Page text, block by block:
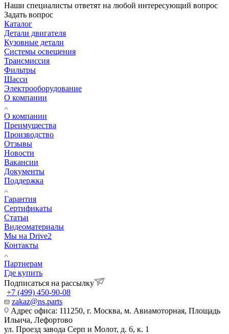
Наши специалисты ответят на любой интересующий вопрос
Задать вопрос
Каталог
Детали двигателя
Кузовные детали
Системы освещения
Трансмиссия
Фильтры
Шасси
Электрооборудование
О компании
О компании
Преимущества
Производство
Отзывы
Новости
Вакансии
Документы
Поддержка
Гарантия
Сертификаты
Статьи
Видеоматериалы
Мы на Drive2
Контакты
Партнерам
Где купить
Подписаться на рассылку
+7 (499) 450-90-08
zakaz@ns.parts
Адрес офиса: 111250, г. Москва, м. Авиамоторная, Площадь
Ильича, Лефортово
ул. Проезд завода Серп и Молот, д. 6, к. 1